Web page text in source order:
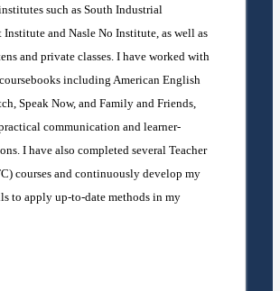
such as South Industrial
Institute and Nasle No Institute, as well as
and private classes. I have worked with
including American English
Speak Now, and Family and Friends,
communication and learner-
I have also completed several Teacher
courses and continuously develop my
to apply up-to-date methods in my